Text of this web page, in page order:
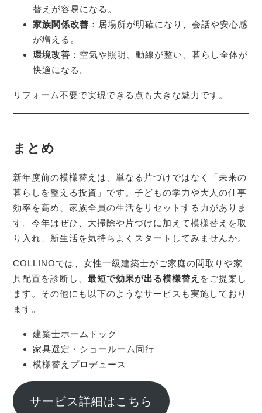
替えが容易になる。
家族関係改善 ：居場所が明確になり、会話や安心感
が増える。
環境改善 ：空気や照明、動線が整い、暮らし全体が
快適になる。
リフォーム不要で実現できる点も大きな魅力です。
まとめ
新年度前の模様替えは、単なる片づけではなく「未来の
暮らしを整える投資」です。子どもの学力や大人の仕事
効率を高め、家族全員の生活をリセットする力がありま
す。今年はぜひ、大掃除や片づけに加えて模様替えを取
り入れ、新生活を気持ちよくスタートしてみませんか。
COLLINOでは、女性一級建築士がご家庭の間取りや家
具配置を診断し、最短で効果が出る模様替え をご提案し
ます。その他にも以下のようなサービスも実施しており
ます。
建築士ホームドック
家具選定・ショールーム同行
模様替えプロデュース
サービス詳細はこちら